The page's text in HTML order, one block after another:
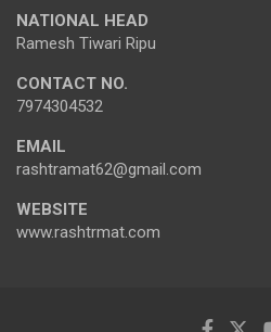
NATIONAL HEAD
Ramesh Tiwari Ripu
CONTACT NO.
7974304532
EMAIL
rashtramat62@gmail.com
WEBSITE
www.rashtrmat.com